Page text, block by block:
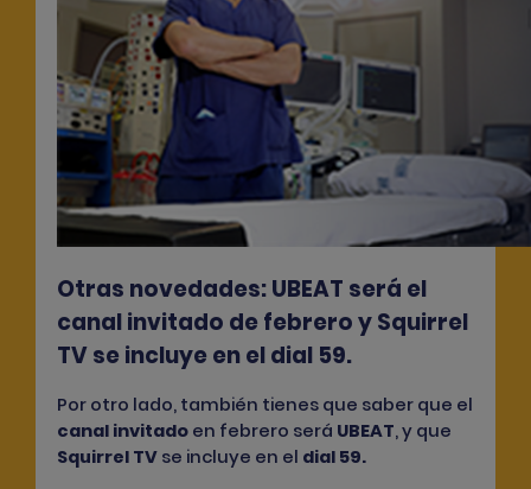
Otras novedades: UBEAT será el
canal invitado de febrero y Squirrel
TV se incluye en el dial 59.
Por otro lado, también tienes que saber que el
canal invitadoen febrero será UBEAT, y que
Squirrel TVse incluye en el dial 59.